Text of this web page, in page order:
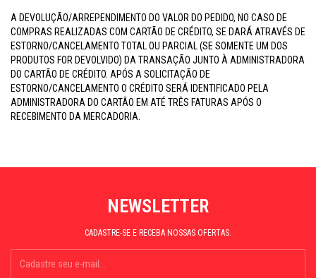
A DEVOLUÇÃO/ARREPENDIMENTO DO VALOR DO PEDIDO, NO CASO DE
COMPRAS REALIZADAS COM CARTÃO DE CRÉDITO, SE DARÁ ATRAVÉS DE
ESTORNO/CANCELAMENTO TOTAL OU PARCIAL (SE SOMENTE UM DOS
PRODUTOS FOR DEVOLVIDO) DA TRANSAÇÃO JUNTO À ADMINISTRADORA
DO CARTÃO DE CRÉDITO. APÓS A SOLICITAÇÃO DE
ESTORNO/CANCELAMENTO O CRÉDITO SERÁ IDENTIFICADO PELA
ADMINISTRADORA DO CARTÃO EM ATÉ TRÊS FATURAS APÓS O
RECEBIMENTO DA MERCADORIA.
NEWSLETTER
CADASTRE-SE E RECEBA NOSSAS OFERTAS.